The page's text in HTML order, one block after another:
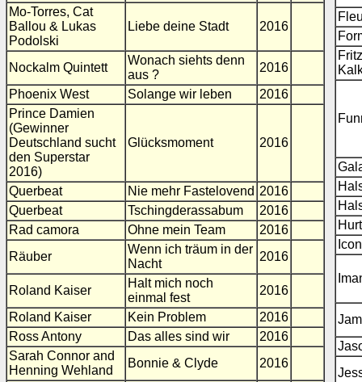
Mo-Torres, Cat
Ballou & Lukas
Podolski
Liebe deine Stadt 2016
Nockalm Quintett
Wonach siehts denn
aus ?
2016
Phoenix West
Solange wir leben
2016
Prince Damien
(Gewinner
Deutschland sucht
den Superstar
2016)
Glücksmoment 2016
Querbeat Nie mehr Fastelovend 2016
Querbeat
Tschingderassabum
2016
Rad camora
Ohne mein Team
2016
Räuber
Wenn ich träum in der
Nacht
2016
Roland Kaiser
Halt mich noch
einmal fest
2016
Roland Kaiser
Kein Problem
2016
Ross Antony
Das alles sind wir
2016
Sarah Connor and
Henning Wehland
Bonnie & Clyde
2016
Fritz